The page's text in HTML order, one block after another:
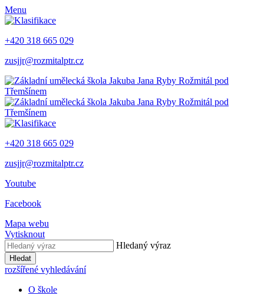
Menu
+420 318 665 029
zusjjr@rozmitalptr.cz
+420 318 665 029
zusjjr@rozmitalptr.cz
Youtube
Facebook
Mapa webu
Vytisknout
Hledaný výraz
Hledat
rozšířené vyhledávání
O škole